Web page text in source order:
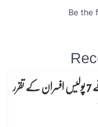
آئی جی پنجاب نے 7 پولیس افسران کے تقرر